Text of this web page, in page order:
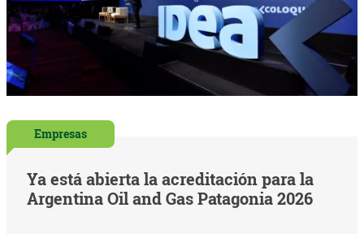
Empresas
Ya está abierta la acreditación para la
Argentina Oil and Gas Patagonia 2026